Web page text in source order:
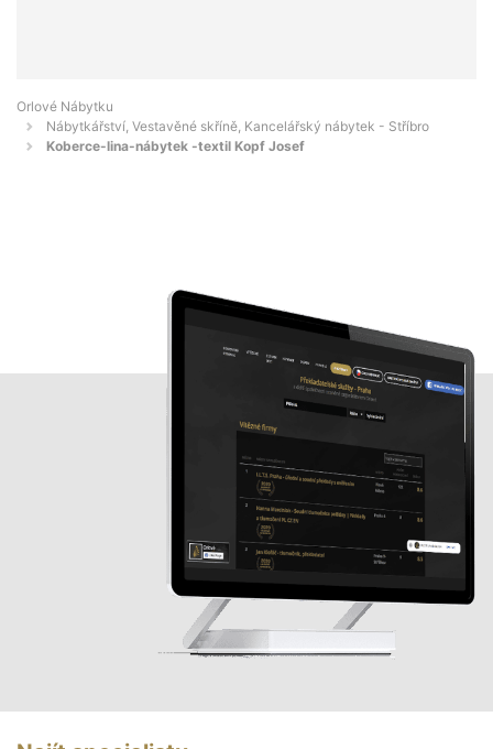
Orlové Nábytku
Nábytkářství, Vestavěné skříně, Kancelářský nábytek - Stříbro
Koberce-lina-nábytek -textil Kopf Josef